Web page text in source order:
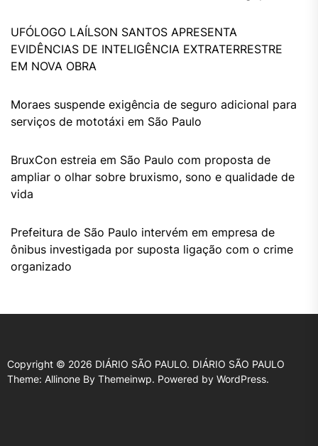
UFÓLOGO LAÍLSON SANTOS APRESENTA
EVIDÊNCIAS DE INTELIGÊNCIA EXTRATERRESTRE
EM NOVA OBRA
Moraes suspende exigência de seguro adicional para
serviços de mototáxi em São Paulo
BruxCon estreia em São Paulo com proposta de
ampliar o olhar sobre bruxismo, sono e qualidade de
vida
Prefeitura de São Paulo intervém em empresa de
ônibus investigada por suposta ligação com o crime
organizado
Copyright © 2026 DIÁRIO SÃO PAULO. DIÁRIO SÃO PAULO
Theme: Allinone By Themeinwp. Powered by WordPress.